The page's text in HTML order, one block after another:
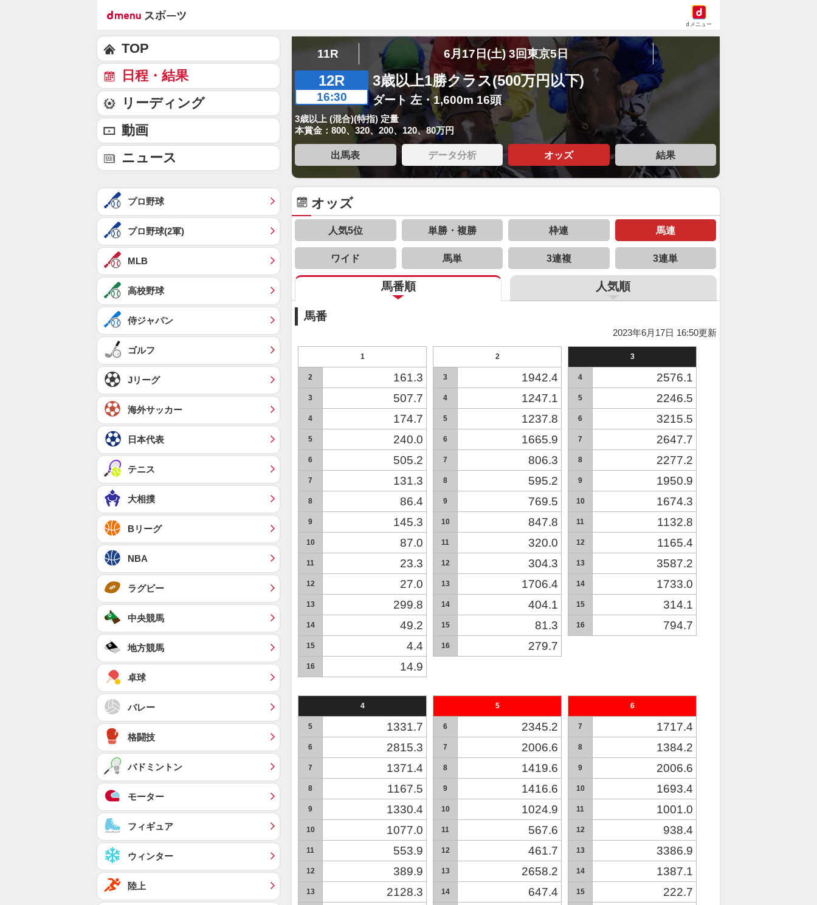
dメニュー
11R 6月17日(土) 3回東京5日
12R
16:30
3歳以上1勝クラス(500万円以下)
ダート 左・1,600m 16頭
3歳以上 (混合)(特指) 定量
本賞金：800、320、200、120、80万円
出馬表 データ分析 オッズ 結果
オッズ
人気5位 単勝・複勝 枠連 馬連
ワイド 馬単 3連複 3連単
馬番順 人気順
馬番
2023年6月17日 16:50更新
1
2 161.3
3 507.7
4 174.7
5 240.0
6 505.2
7 131.3
8 86.4
9 145.3
10 87.0
11 23.3
12 27.0
13 299.8
14 49.2
15 4.4
16 14.9
2
3 1942.4
4 1247.1
5 1237.8
6 1665.9
7 806.3
8 595.2
9 769.5
10 847.8
11 320.0
12 304.3
13 1706.4
14 404.1
15 81.3
16 279.7
3
4 2576.1
5 2246.5
6 3215.5
7 2647.7
8 2277.2
9 1950.9
10 1674.3
11 1132.8
12 1165.4
13 3587.2
14 1733.0
15 314.1
16 794.7
4
5 1331.7
6 2815.3
7 1371.4
8 1167.5
9 1330.4
10 1077.0
11 553.9
12 389.9
13 2128.3
5
6 2345.2
7 2006.6
8 1419.6
9 1416.6
10 1024.9
11 567.6
12 461.7
13 2658.2
14 647.4
6
7 1717.4
8 1384.2
9 2006.6
10 1693.4
11 1001.0
12 938.4
13 3386.9
14 1387.1
15 222.7
TOP
日程・結果
リーディング
動画
ニュース
プロ野球
プロ野球(2軍)
MLB
高校野球
侍ジャパン
ゴルフ
Jリーグ
海外サッカー
日本代表
テニス
大相撲
Bリーグ
NBA
ラグビー
中央競馬
地方競馬
卓球
バレー
格闘技
バドミントン
モーター
フィギュア
ウィンター
陸上